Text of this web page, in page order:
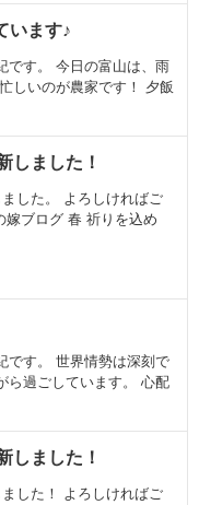
います♪
です。 今日の富山は、雨
しいのが農家です！ 夕飯
ました！
した。 よろしければご
嫁ブログ 春 祈りを込め
です。 世界情勢は深刻で
ら過ごしています。 心配
ました！
した！ よろしければご